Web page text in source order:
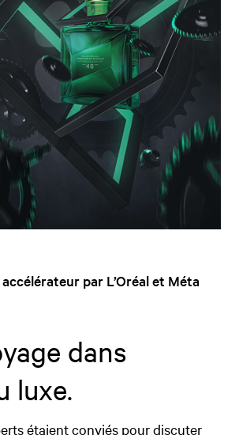
par L’Oréal et Méta
dans
luxe.
étaient conviés pour discuter